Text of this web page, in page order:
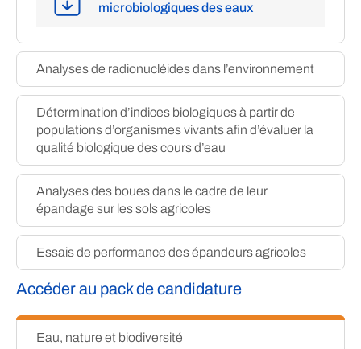
microbiologiques des eaux
Analyses de radionucléides dans l’environnement
Détermination d’indices biologiques à partir de
populations d’organismes vivants afin d’évaluer la
qualité biologique des cours d’eau
Analyses des boues dans le cadre de leur
épandage sur les sols agricoles
Essais de performance des épandeurs agricoles
Accéder au pack de candidature
Eau, nature et biodiversité